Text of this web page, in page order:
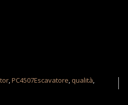
,PC4507Escavatore, qualità,